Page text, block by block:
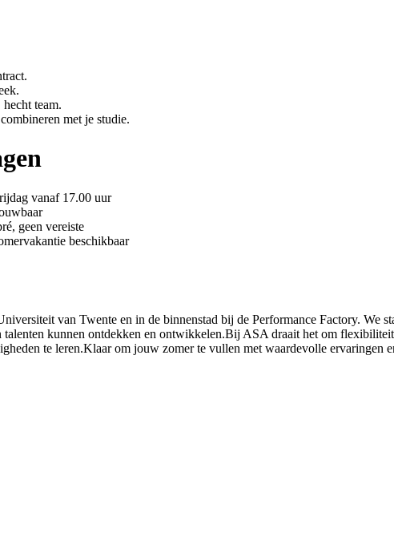
team.
met je studie.
vanaf 17.00 uur
geen vereiste
beschikbaar
van Twente en in de binnenstad bij de Performance Factory.
talenten kunnen ontdekken en ontwikkelen.Bij ASA draait het om
te leren.Klaar om jouw zomer te vullen met waardevolle ervaringen